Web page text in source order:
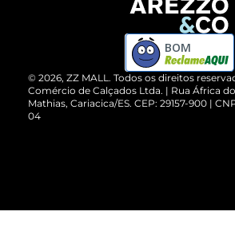
ZZ MALL é confiável
Cartão Presente
Vendas Corporativas
Devolução do Produto
Compre pelo WhatsApp
© 2026, ZZ MALL. Todos os direitos
Comércio de Calçados Ltda. | Rua África
Mathias, Cariacica/ES. CEP: 29157-900 |
04
BOM